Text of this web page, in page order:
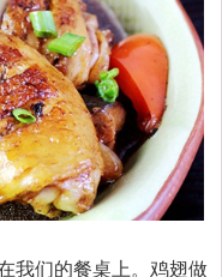
我们的餐桌上。鸡翅做